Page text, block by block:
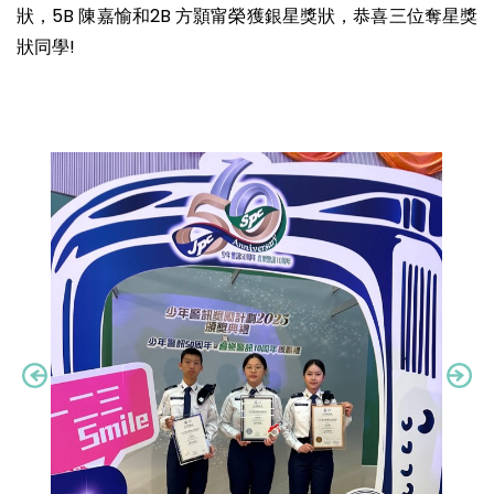
狀，5B 陳嘉愉和2B 方顥甯榮獲銀星獎狀，恭喜三位奪星獎
狀同學!